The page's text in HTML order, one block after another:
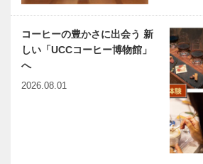
医療社会学」
コーヒーの豊かさに出会う 新
しい「UCCコーヒー博物館」
へ
2026.08.01